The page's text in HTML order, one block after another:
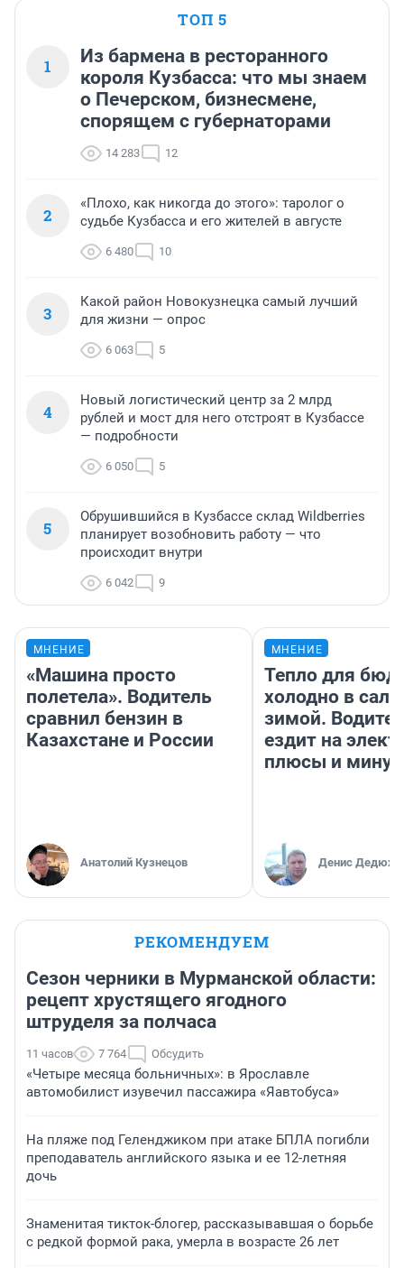
ТОП 5
1
Из бармена в ресторанного
короля Кузбасса: что мы знаем
о Печерском, бизнесмене,
спорящем с губернаторами
14 283 12
2
«Плохо, как никогда до этого»: таролог о
судьбе Кузбасса и его жителей в августе
6 480 10
3
Какой район Новокузнецка самый лучший
для жизни — опрос
6 063 5
4
Новый логистический центр за 2 млрд
рублей и мост для него отстроят в Кузбассе
— подробности
6 050 5
5
Обрушившийся в Кузбассе склад Wildberries
планирует возобновить работу — что
происходит внутри
6 042 9
МНЕНИЕ
«Машина просто
полетела». Водитель
сравнил бензин в
Казахстане и России
Анатолий Кузнецов
МНЕНИЕ
Тепло для
холодно в
зимой.
ездит на
плюсы и
Денис
РЕКОМЕНДУЕМ
Сезон черники в Мурманской области:
рецепт хрустящего ягодного
штруделя за полчаса
11 часов 7 764 Обсудить
«Четыре месяца больничных»: в Ярославле
автомобилист изувечил пассажира «Яавтобуса»
На пляже под Геленджиком при атаке БПЛА погибли
преподаватель английского языка и ее 12-летняя
дочь
Знаменитая тикток-блогер, рассказывавшая о борьбе
с редкой формой рака, умерла в возрасте 26 лет